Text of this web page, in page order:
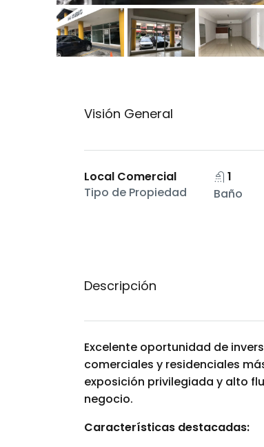
Visión General
Local Comercial
Tipo de Propiedad
1
Baño
Descripción
Excelente oportunidad de
comerciales y residenciales
exposición privilegiada y alto
negocio.
Características destacadas: